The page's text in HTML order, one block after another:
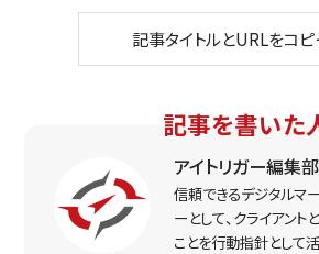
記事タイトルとURLをコ
記事を書いた
アイトリガー編集部
信頼できるデジタルマ
ーとして、クライアント
ことを行動指針として